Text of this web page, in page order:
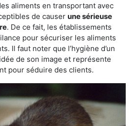
aliments en transportant avec
de causer une sérieuse
. De ce fait, les établissements
pour sécuriser les aliments
Il faut noter que l’hygiène d’un
de son image et représente
pour séduire des clients.